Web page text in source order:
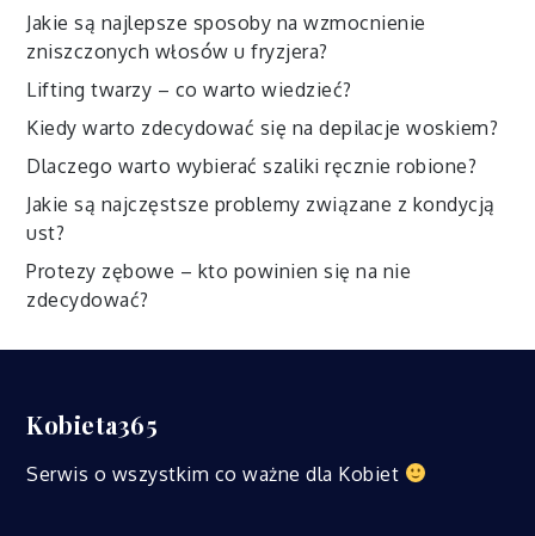
Jakie są najlepsze sposoby na wzmocnienie
zniszczonych włosów u fryzjera?
Lifting twarzy – co warto wiedzieć?
Kiedy warto zdecydować się na depilacje woskiem?
Dlaczego warto wybierać szaliki ręcznie robione?
Jakie są najczęstsze problemy związane z kondycją
ust?
Protezy zębowe – kto powinien się na nie
zdecydować?
Kobieta365
Serwis o wszystkim co ważne dla Kobiet